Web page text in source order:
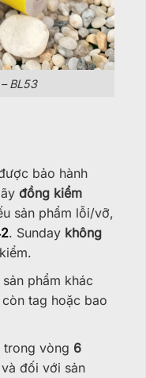
BL53
bảo hành
đồng kiểm
sản phẩm lỗi/vỡ,
. Sunday không
phẩm khác
tag hoặc bao
trong vòng 6
đối với sản